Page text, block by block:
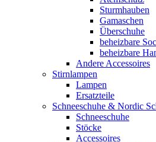
Sturmhauben
Gamaschen
Überschuhe
beheizbare
beheizbare
Andere Accessoires
Stirnlampen
Lampen
Ersatzteile
Schneeschuhe & Nordic
Schneeschuhe
Stöcke
Accessoires